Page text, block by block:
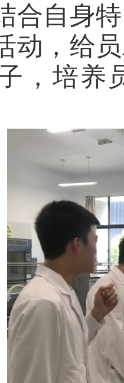
合自身
动，给
，培养